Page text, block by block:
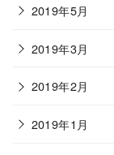
2019年5月
2019年3月
2019年2月
2019年1月